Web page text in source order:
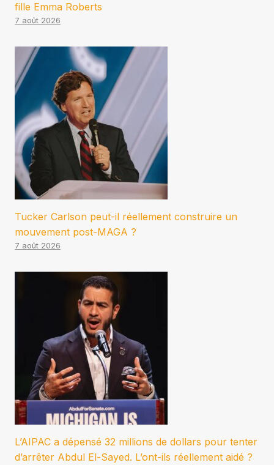
fille Emma Roberts
7 août 2026
Tucker Carlson peut-il réellement construire un
mouvement post-MAGA ?
7 août 2026
L’AIPAC a dépensé 32 millions de dollars pour tenter
d’arrêter Abdul El-Sayed. L’ont-ils réellement aidé ?